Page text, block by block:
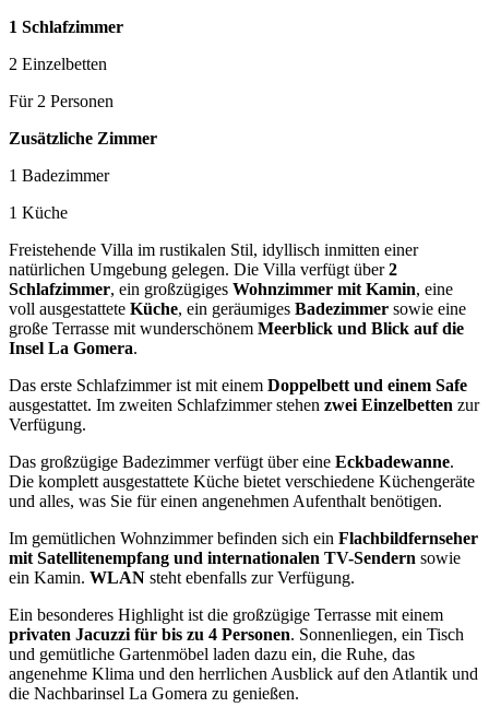
1 Schlafzimmer
2 Einzelbetten
Für 2 Personen
Zusätzliche Zimmer
1 Badezimmer
1 Küche
Freistehende Villa im rustikalen Stil, idyllisch inmitten einer
natürlichen Umgebung gelegen. Die Villa verfügt über2
Schlafzimmer, ein großzügiges Wohnzimmer mit Kamin, eine
voll ausgestattete Küche, ein geräumiges Badezimmer sowie eine
große Terrasse mit wunderschönem Meerblick und Blick auf die
Insel La Gomera.
Das erste Schlafzimmer ist mit einem Doppelbett und einem Safe
ausgestattet. Im zweiten Schlafzimmer stehen zwei Einzelbetten zur
Verfügung.
Das großzügige Badezimmer verfügt über eine Eckbadewanne.
Die komplett ausgestattete Küche bietet verschiedene Küchengeräte
und alles, was Sie für einen angenehmen Aufenthalt benötigen.
Im gemütlichen Wohnzimmer befinden sich ein Flachbildfernseher
mit Satellitenempfang und internationalen TV-Sendern sowie
ein Kamin. WLAN steht ebenfalls zur Verfügung.
Ein besonderes Highlight ist die großzügige Terrasse mit einem
privaten Jacuzzi für bis zu 4 Personen. Sonnenliegen, ein Tisch
und gemütliche Gartenmöbel laden dazu ein, die Ruhe, das
angenehme Klima und den herrlichen Ausblick auf den Atlantik und
die Nachbarinsel La Gomera zu genießen.